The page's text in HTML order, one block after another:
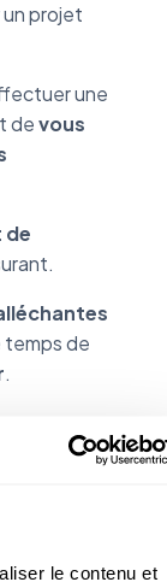
le contenu et
projet
une
devous
temps de
.